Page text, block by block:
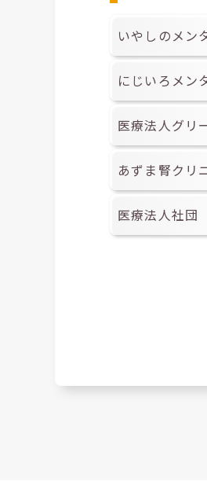
いやしのメン
にじいろメン
医療法人グリ
あずま腎クリ
医療法人社